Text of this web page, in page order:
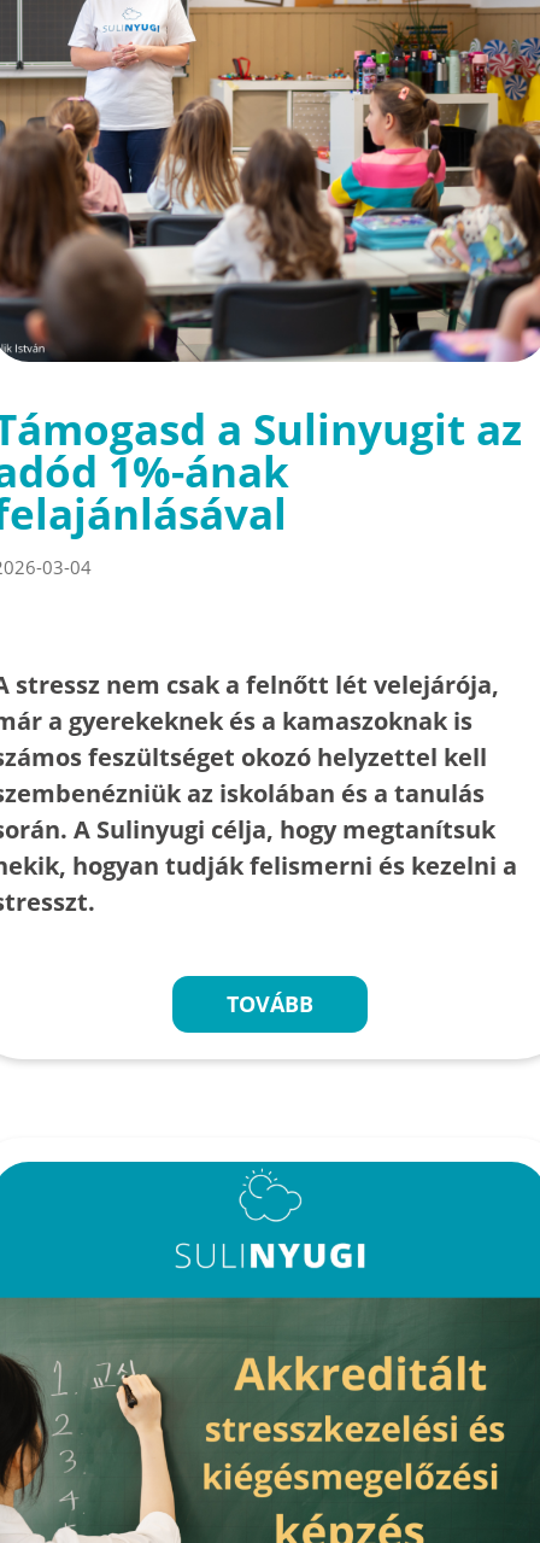
a Sulinyugit az
1%-ának
03-04
stressz nem csak a felnőtt lét velejárója,
a gyerekeknek és a kamaszoknak is
feszültséget okozó helyzettel kell
az iskolában és a tanulás
A Sulinyugi célja, hogy megtanítsuk
hogyan tudják felismerni és kezelni a
TOVÁBB